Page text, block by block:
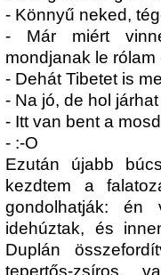
- Könnyű neked,
- Már miért
mondjanak le
- Dehát Tibetet is
- Na jó, de hol
- Itt van bent a
- :-O
Ezután újabb
kezdtem a
gondolhatják:
idehúztak, és
Duplán
tepertős-zsíros,